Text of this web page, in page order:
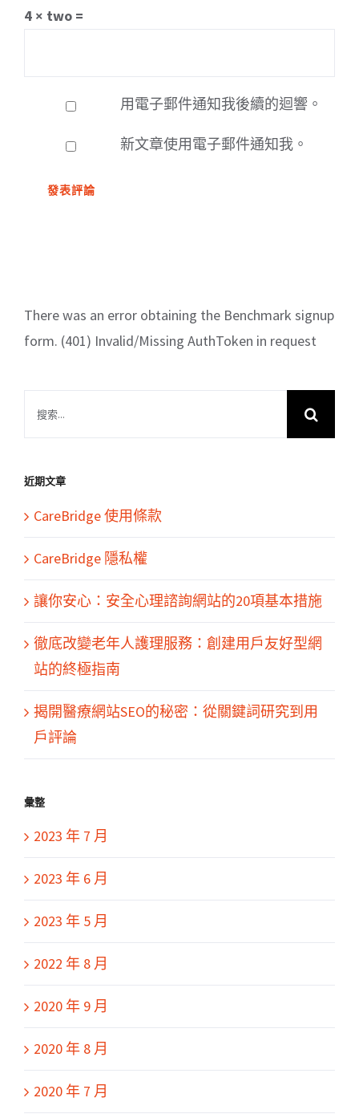
4 × two =
用電子郵件通知我後續的迴響。
新文章使用電子郵件通知我。
There was an error obtaining the Benchmark signup
form. (401) Invalid/Missing AuthToken in request
果：
近期文章
CareBridge 使用條款
CareBridge 隱私權
讓你安心：安全心理諮詢網站的20項基本措施
徹底改變老年人護理服務：創建用戶友好型網
站的終極指南
揭開醫療網站SEO的秘密：從關鍵詞研究到用
戶評論
彙整
2023 年 7 月
2023 年 6 月
2023 年 5 月
2022 年 8 月
2020 年 9 月
2020 年 8 月
2020 年 7 月